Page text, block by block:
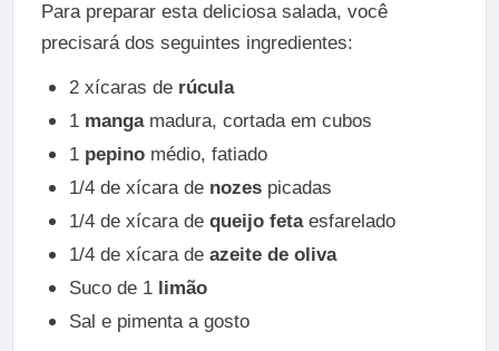
Para preparar esta deliciosa salada, você
precisará dos seguintes ingredientes:
2 xícaras de rúcula
1 mangamadura, cortada em cubos
1 pepinomédio, fatiado
1/4 de xícara de nozespicadas
1/4 de xícara de queijo fetaesfarelado
1/4 de xícara de azeite de oliva
Suco de 1 limão
Sal e pimenta a gosto